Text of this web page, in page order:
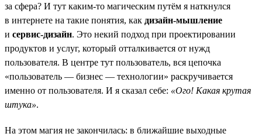
за сфера? И тут каким-то магическим путём я наткнулся
в интернете на такие понятия, как дизайн-мышление
и сервис-дизайн. Это некий подход при проектировании
продуктов и услуг, который отталкивается от нужд
пользователя. В центре тут пользователь, вся цепочка
«пользователь — бизнес — технологии» раскручивается
именно от пользователя. И я сказал себе: «Ого! Какая крутая
штука».
На этом магия не закончилась: в ближайшие выходные